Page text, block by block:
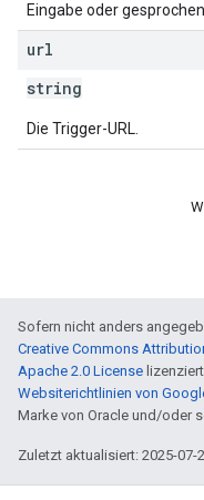
Eingabe oder
url
string
Die Trigger-URL.
Sofern nicht anders
Creative Commons
Apache 2.0 License
Websiterichtlinien von
Marke von Oracle und/oder
Zuletzt aktualisiert: 2025-07-